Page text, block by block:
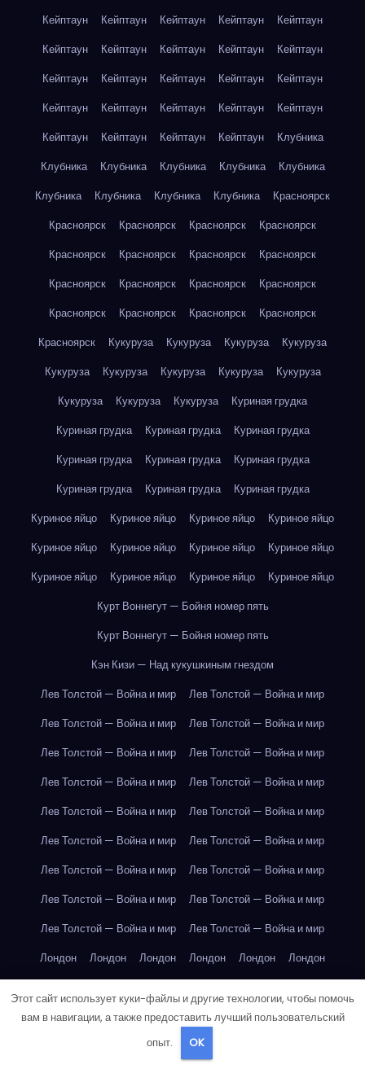
Кейптаун
Кейптаун Кейптаун Кейптаун
Кейптаун
Кейптаун
Кейптаун Кейптаун Кейптаун
Кейптаун
Кейптаун
Кейптаун Кейптаун Кейптаун
Кейптаун
Кейптаун
Кейптаун Кейптаун Кейптаун
Кейптаун
Кейптаун
Кейптаун Кейптаун Кейптаун
Клубника
Клубника
Клубника Клубника Клубника
Клубника
Клубника
Клубника Клубника Клубника
Красноярск
Красноярск
Красноярск Красноярск
Красноярск
Красноярск
Красноярск Красноярск
Красноярск
Красноярск
Красноярск Красноярск
Красноярск
Красноярск
Красноярск Красноярск
Красноярск
Красноярск
Кукуруза Кукуруза Кукуруза
Кукуруза
Кукуруза
Кукуруза Кукуруза Кукуруза
Кукуруза
Кукуруза
Кукуруза Кукуруза
Куриная грудка
Куриная грудка
Куриная грудка
Куриная грудка
Куриная грудка
Куриная грудка
Куриная грудка
Куриная грудка
Куриная грудка
Куриная грудка
Куриное яйцо
Куриное яйцо Куриное яйцо
Куриное яйцо
Куриное яйцо
Куриное яйцо Куриное яйцо
Куриное яйцо
Куриное яйцо
Куриное яйцо Куриное яйцо
Куриное яйцо
Курт Воннегут — Бойня номер пять
Курт Воннегут — Бойня номер пять
Кэн Кизи — Над кукушкиным гнездом
Лев Толстой — Война и мир
Лев Толстой — Война и мир
Лев Толстой — Война и мир
Лев Толстой — Война и мир
Лев Толстой — Война и мир
Лев Толстой — Война и мир
Лев Толстой — Война и мир
Лев Толстой — Война и мир
Лев Толстой — Война и мир
Лев Толстой — Война и мир
Лев Толстой — Война и мир
Лев Толстой — Война и мир
Лев Толстой — Война и мир
Лев Толстой — Война и мир
Лев Толстой — Война и мир
Лев Толстой — Война и мир
Лев Толстой — Война и мир
Лев Толстой — Война и мир
Лондон
Лондон Лондон Лондон Лондон
Лондон
Лондон
Лондон Лондон Лондон Лондон
Лондон
Лондон Лондон
Этот сайт использует куки-файлы и другие технологии, чтобы помочь
вам в навигации, а также предоставить лучший пользовательский
опыт.
OK